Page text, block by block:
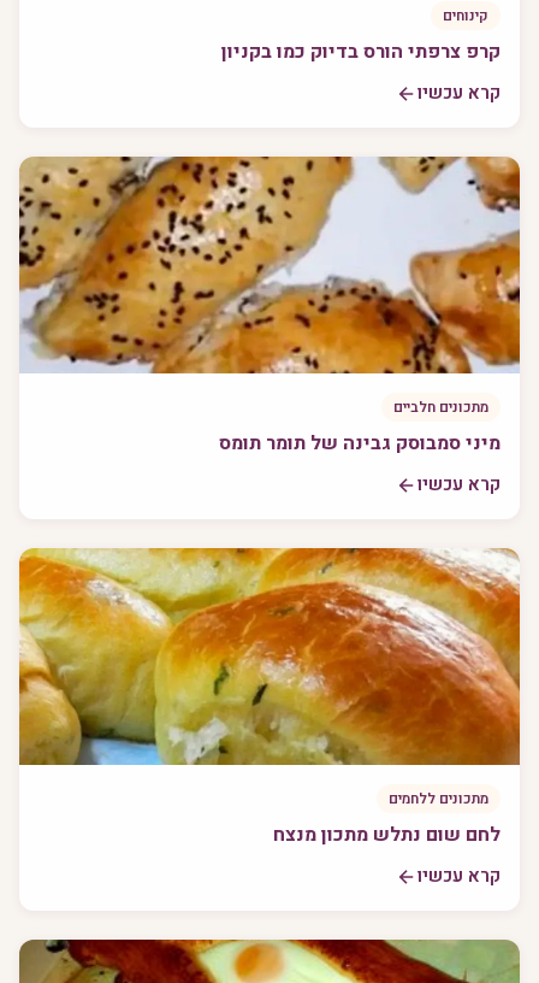
קינוחים
קרפ צרפתי הורס בדיוק כמו בקניון
קרא עכשיו
מתכונים חלביים
מיני סמבוסק גבינה של תומר תומס
קרא עכשיו
מתכונים ללחמים
לחם שום נתלש מתכון מנצח
קרא עכשיו